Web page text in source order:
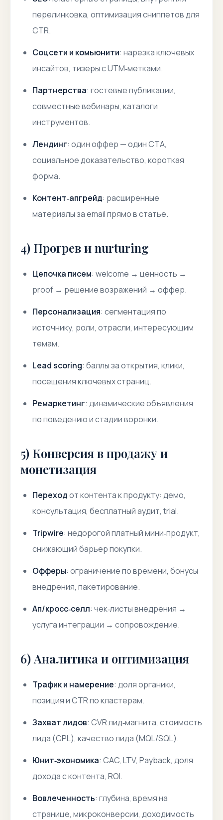
перелинковка, оптимизация сниппетов для
CTR.
Соцсети и комьюнити: нарезка ключевых
инсайтов, тизеры с UTM‑метками.
Партнерства: гостевые публикации,
совместные вебинары, каталоги
инструментов.
Лендинг: один оффер — один CTA,
социальное доказательство, короткая
форма.
Контент‑апгрейд: расширенные
материалы за email прямо в статье.
4) Прогрев и nurturing
Цепочка писем: welcome → ценность →
proof → решение возражений → оффер.
Персонализация: сегментация по
источнику, роли, отрасли, интересующим
темам.
Lead scoring: баллы за открытия, клики,
посещения ключевых страниц.
Ремаркетинг: динамические объявления
по поведению и стадии воронки.
5) Конверсия в продажу и
монетизация
Переходот контента к продукту: демо,
консультация, бесплатный аудит, trial.
Tripwire: недорогой платный мини‑продукт,
снижающий барьер покупки.
Офферы: ограничение по времени, бонусы
внедрения, пакетирование.
Ап/кросс‑селл: чек‑листы внедрения →
услуга интеграции → сопровождение.
6) Аналитика и оптимизация
Трафик и намерение: доля органики,
позиция и CTR по кластерам.
Захват лидов: CVR лид‑магнита, стоимость
лида (CPL), качество лида (MQL/SQL).
Юнит‑экономика: CAC, LTV, Payback, доля
дохода с контента, ROI.
Вовлеченность: глубина, время на
странице, микроконверсии, доходимость